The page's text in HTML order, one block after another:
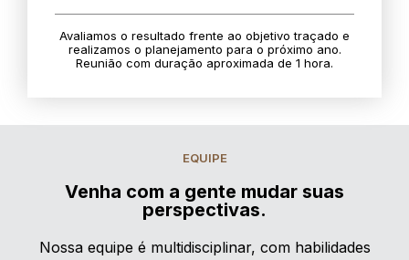
Avaliamos o resultado frente ao objetivo traçado e
realizamos o planejamento para o próximo ano.
Reunião com duração aproximada de 1 hora.
EQUIPE
Venha com a gente mudar suas
perspectivas.
Nossa equipe é multidisciplinar, com habilidades